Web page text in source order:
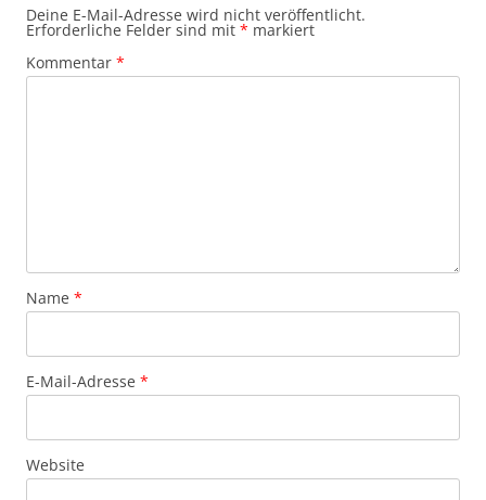
Deine E-Mail-Adresse wird nicht veröffentlicht.
Erforderliche Felder sind mit * markiert
Kommentar *
Name *
E-Mail-Adresse *
Website